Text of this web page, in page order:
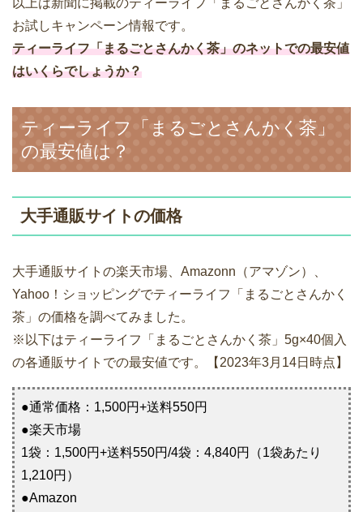
以上は新聞に掲載のティーライフ「まるごとさんかく茶」
お試しキャンペーン情報です。
ティーライフ「まるごとさんかく茶」のネットでの最安値
はいくらでしょうか？
ティーライフ「まるごとさんかく茶」
の最安値は？
大手通販サイトの価格
大手通販サイトの楽天市場、Amazonn（アマゾン）、
Yahoo！ショッピングでティーライフ「まるごとさんかく
茶」の価格を調べてみました。
※以下はティーライフ「まるごとさんかく茶」5g×40個入
の各通販サイトでの最安値です。【2023年3月14日時点】
●通常価格：1,500円+送料550円
●楽天市場
1袋：1,500円+送料550円/4袋：4,840円（1袋あたり
1,210円）
●Amazon